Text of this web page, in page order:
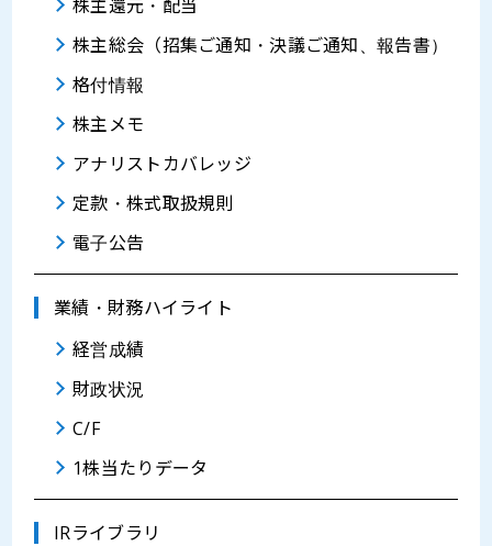
株主還元・配当
株主総会（招集ご通知・決議ご通知、報告書）
格付情報
株主メモ
アナリストカバレッジ
定款・株式取扱規則
電子公告
業績・財務ハイライト
経営成績
財政状況
C/F
1株当たりデータ
IRライブラリ